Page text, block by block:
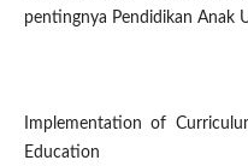
pentingnya Pendidikan Anak
Implementation of
Education